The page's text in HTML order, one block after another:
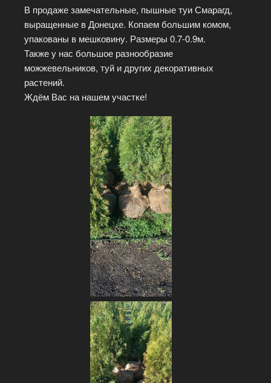
В продаже замечательные, пышные туи Смарагд,
выращенные в Донецке. Копаем большим комом,
упакованы в мешковину. Размеры 0.7-0.9м.
Также у нас большое разнообразие
можжевельников, туй и других декоративных
растений.
Ждём Вас на нашем участке!